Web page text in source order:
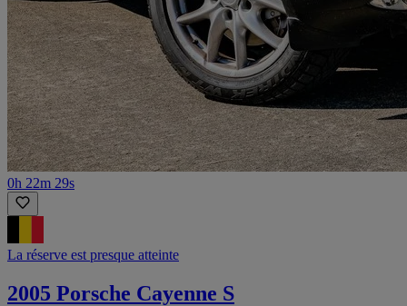
0h 22m 29s
La réserve est presque atteinte
2005 Porsche Cayenne S